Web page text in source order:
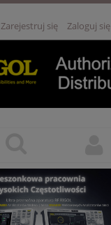
Zarejestruj się Zaloguj się